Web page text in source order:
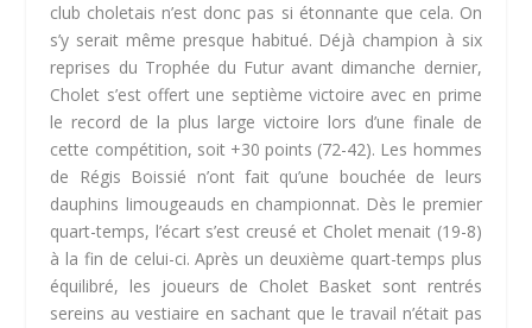
club choletais n’est donc pas si étonnante que cela. On
s’y serait même presque habitué. Déjà champion à six
reprises du Trophée du Futur avant dimanche dernier,
Cholet s’est offert une septième victoire avec en prime
le record de la plus large victoire lors d’une finale de
cette compétition, soit +30 points (72-42). Les hommes
de Régis Boissié n’ont fait qu’une bouchée de leurs
dauphins limougeauds en championnat. Dès le premier
quart-temps, l’écart s’est creusé et Cholet menait (19-8)
à la fin de celui-ci. Après un deuxième quart-temps plus
équilibré, les joueurs de Cholet Basket sont rentrés
sereins au vestiaire en sachant que le travail n’était pas